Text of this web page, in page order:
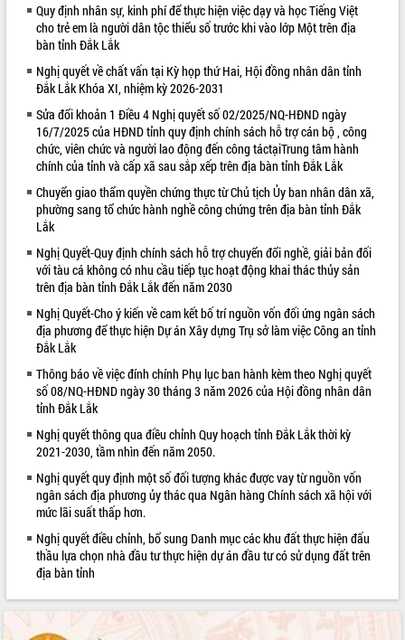
Loading the player...
Bí thư Tỉnh ủy Lương Nguyễn Minh
Triết thăm, tặng quà người có công với
cách mạng
Rà soát, hoàn thiện hệ thống thiết chế
phát triển mới
Thường trực HĐND tỉnh Đắk Lắk gặp
mặt Đoàn chuyên gia y tế TP. Hồ Chí
Minh
Lễ truy điệu và an táng hài cốt liệt sĩ
tại Nghĩa trang Liệt sĩ xã Sơn Hòa
Bàn giải pháp tháo gỡ khó khăn trong
xuất khẩu sầu riêng và triển khai quy
định EUDR
Thứ trưởng Bộ Nông nghiệp và Môi
trường Nguyễn Hoàng Hiệp khảo sát
vùng trồng và doanh nghiệp đóng gói
sầu riêng tại Đắk Lắk
Trình diễn nghệ thuật chế biến các
món ăn từ sầu riêng
Đắk Lắk công bố Quy hoạch và xúc
tiến đầu tư tỉnh
Ngành cá ngừ Đắk Lắk chủ động thích
ứng để giữ vững thị trường xuất khẩu
ALBUM ẢNH
LIÊN KẾT WEB
Quy định nhân sự, kinh phí để thực hiện việc dạy và học Tiếng Việt
cho trẻ em là người dân tộc thiểu số trước khi vào lớp Một trên địa
bàn tỉnh Đắk Lắk
Nghị quyết về chất vấn tại Kỳ họp thứ Hai, Hội đồng nhân dân tỉnh
Đắk Lắk Khóa XI, nhiệm kỳ 2026-2031
Sửa đổi khoản 1 Điều 4 Nghị quyết số 02/2025/NQ-HĐND ngày
16/7/2025 của HĐND tỉnh quy định chính sách hỗ trợ cán bộ , công
chức, viên chức và người lao động đến công táctạiTrung tâm hành
chính của tỉnh và cấp xã sau sắp xếp trên địa bàn tỉnh Đắk Lắk
Chuyển giao thẩm quyền chứng thực từ Chủ tịch Ủy ban nhân dân xã,
phường sang tổ chức hành nghề công chứng trên địa bàn tỉnh Đắk
Lắk
Nghị Quyết-Quy định chính sách hỗ trợ chuyển đổi nghề, giải bản đối
với tàu cá không có nhu cầu tiếp tục hoạt động khai thác thủy sản
trên địa bàn tỉnh Đắk Lắk đến năm 2030
Nghị Quyết-Cho ý kiến về cam kết bố trí nguồn vốn đối ứng ngân sách
địa phương để thực hiện Dự án Xây dựng Trụ sở làm việc Công an tỉnh
Đắk Lắk
Thông báo về việc đính chính Phụ lục ban hành kèm theo Nghị quyết
số 08/NQ-HĐND ngày 30 tháng 3 năm 2026 của Hội đồng nhân dân
tỉnh Đắk Lắk
Nghị quyết thông qua điều chỉnh Quy hoạch tỉnh Đắk Lắk thời kỳ
2021-2030, tầm nhìn đến năm 2050.
Nghị quyết quy định một số đối tượng khác được vay từ nguồn vốn
ngân sách địa phương ủy thác qua Ngân hàng Chính sách xã hội với
mức lãi suất thấp hơn.
Nghị quyết điều chỉnh, bổ sung Danh mục các khu đất thực hiện đấu
thầu lựa chọn nhà đầu tư thực hiện dự án đầu tư có sử dụng đất trên
địa bàn tỉnh